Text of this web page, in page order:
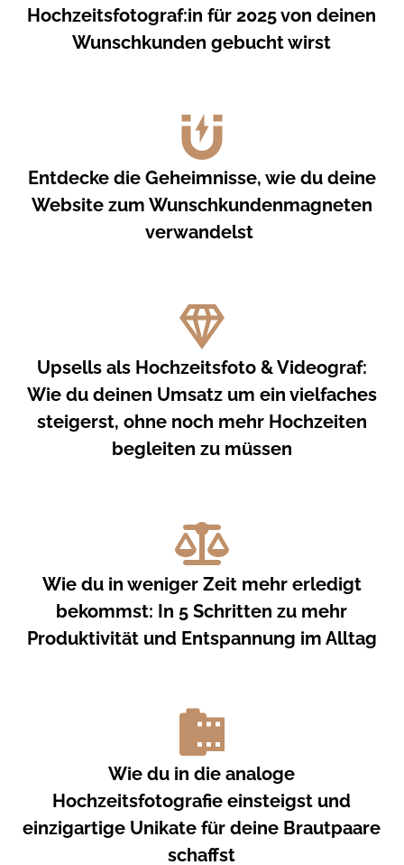
Hochzeitsfotograf:in für 2025 von deinen
Wunschkunden gebucht wirst
Entdecke die Geheimnisse, wie du deine
Website zum Wunschkundenmagneten
verwandelst
Upsells als Hochzeitsfoto & Videograf:
Wie du deinen Umsatz um ein vielfaches
steigerst, ohne noch mehr Hochzeiten
begleiten zu müssen
Wie du in weniger Zeit mehr erledigt
bekommst: In 5 Schritten zu mehr
Produktivität und Entspannung im Alltag
Wie du in die analoge
Hochzeitsfotografie einsteigst und
einzigartige Unikate für deine Brautpaare
schaffst